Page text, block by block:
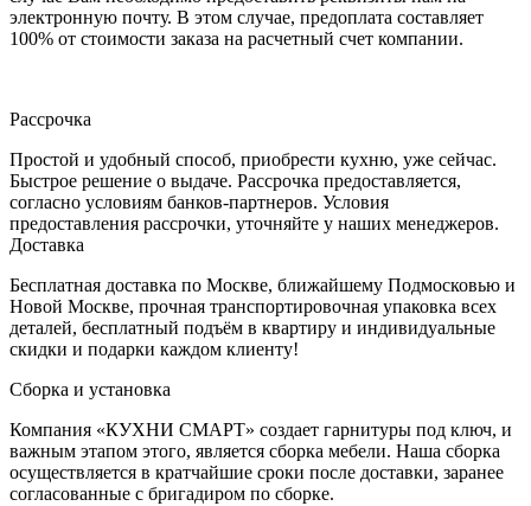
электронную почту. В этом случае, предоплата составляет
100% от стоимости заказа на расчетный счет компании.
Рассрочка
Простой и удобный способ, приобрести кухню, уже сейчас.
Быстрое решение о выдаче. Рассрочка предоставляется,
согласно условиям банков-партнеров. Условия
предоставления рассрочки, уточняйте у наших менеджеров.
Доставка
Бесплатная доставка по Москве, ближайшему Подмосковью и
Новой Москве, прочная транспортировочная упаковка всех
деталей, бесплатный подъём в квартиру и индивидуальные
скидки и подарки каждом клиенту!
Сборка и установка
Компания «КУХНИ СМАРТ» создает гарнитуры под ключ, и
важным этапом этого, является сборка мебели. Наша сборка
осуществляется в кратчайшие сроки после доставки, заранее
согласованные с бригадиром по сборке.